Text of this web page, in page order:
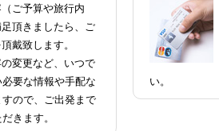
ご予算や旅行内
頂きましたら、ご
戴致します。
変更など、いつで
要な情報や手配な
ので、ご出発まで
きます。
い。